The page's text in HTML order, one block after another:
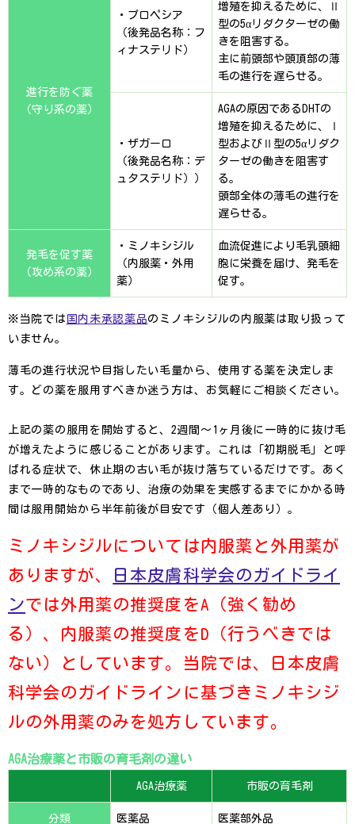
進行を防ぐ薬
（守り系の薬）
・プロペシア
（後発品名称：フ
ィナステリド）
増殖を抑えるために、Ⅱ
型の5αリダクターゼの働
きを阻害する。
主に前頭部や頭頂部の薄
毛の進行を遅らせる。
・ザガーロ
（後発品名称：デ
ュタステリド））
AGAの原因であるDHTの
増殖を抑えるために、Ⅰ
型およびⅡ型の5αリダク
ターゼの働きを阻害す
る。
頭部全体の薄毛の進行を
遅らせる。
発毛を促す薬
（攻め系の薬）
・ミノキシジル
（内服薬・外用
薬）
血流促進により毛乳頭細
胞に栄養を届け、発毛を
促す。
※当院では 国内未承認薬品のミノキシジルの内服薬は取り扱って
いません。
薄毛の進行状況や目指したい毛量から、使用する薬を決定しま
す。どの薬を服用すべきか迷う方は、お気軽にご相談ください。
上記の薬の服用を開始すると、2週間〜1ヶ月後に一時的に抜け毛
が増えたように感じることがあります。これは「初期脱毛」と呼
ばれる症状で、休止期の古い毛が抜け落ちているだけです。あく
まで一時的なものであり、治療の効果を実感するまでにかかる時
間は服用開始から半年前後が目安です（個人差あり）。
ミノキシジルについては内服薬と外用薬が
ありますが、
日本皮膚科学会のガイドライ
ンでは外用薬の推奨度をA（強く勧め
る）、内服薬の推奨度をD（行うべきでは
ない）としています。当院では、日本皮膚
科学会のガイドラインに基づきミノキシジ
ルの外用薬のみを処方しています。
AGA治療薬と市販の育毛剤の違い
AGA治療薬 市販の育毛剤
分類 医薬品 医薬部外品